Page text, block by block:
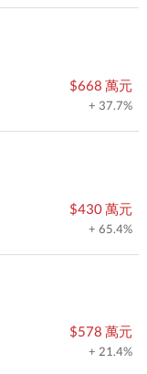
$668 萬元
+ 37.7%
$430 萬元
+ 65.4%
$578 萬元
+ 21.4%